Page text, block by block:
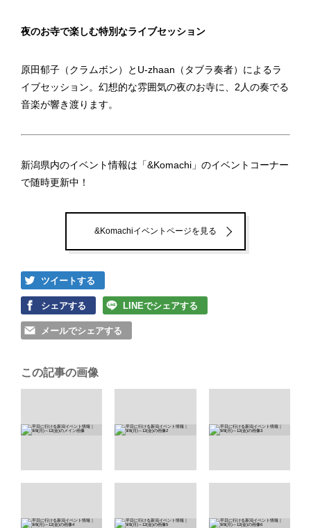
夜のお寺で楽しむ特別なライブセッション
原田郁子（クラムボン）とU-zhaan（タブラ奏者）によるラ
イブセッション。幻想的な雰囲気の夜のお寺に、2人の奏でる
音楽が響き渡ります。
新潟県内のイベント情報は「&Komachi」のイベントコーナー
で随時更新中！
&Komachiイベントページを見る
ツイートする
シェアする LINEでシェアする
メールでシェアする
この記事の画像